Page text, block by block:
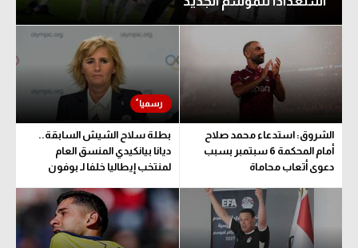
الشروق: استدعاء محمد صلاح
أمام المحكمة 6 سبتمبر بسبب
دعوى أتعاب محاماة
بطلة سلاح الشيش السابقة..
ديانا بيانكيدي المنسق العام
لمنتخب إيطاليا خلفا لـ بوفون